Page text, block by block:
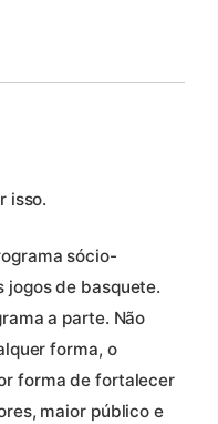
isso.
sócio-
de basquete.
a parte. Não
forma, o
forma de fortalecer
maior público e